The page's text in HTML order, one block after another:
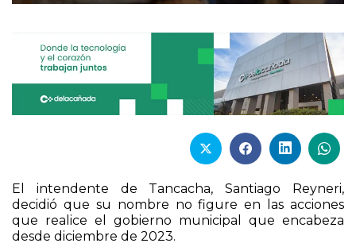
El intendente de Tancacha, Santiago Reyneri,
decidió que su nombre no figure en las acciones
que realice el gobierno municipal que encabeza
desde diciembre de 2023.